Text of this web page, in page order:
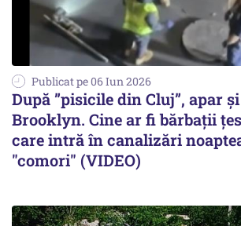
Publicat pe 06 Iun 2026
După ”pisicile din Cluj”, apar
Brooklyn. Cine ar fi bărbații
care intră în canalizări
"comori" (VIDEO)